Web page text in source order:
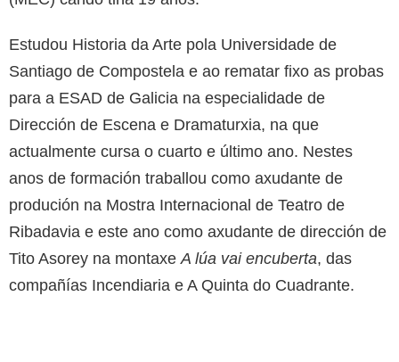
Estudou Historia da Arte pola Universidade de
Santiago de Compostela e ao rematar fixo as probas
para a ESAD de Galicia na especialidade de
Dirección de Escena e Dramaturxia, na que
actualmente cursa o cuarto e último ano. Nestes
anos de formación traballou como axudante de
produción na Mostra Internacional de Teatro de
Ribadavia e este ano como axudante de dirección de
Tito Asorey na montaxeA lúa vai encuberta, das
compañías Incendiaria e A Quinta do Cuadrante.